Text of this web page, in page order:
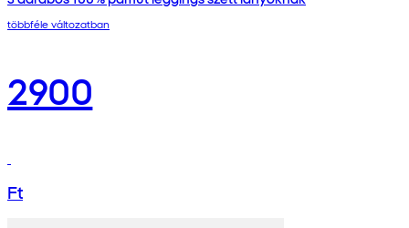
többféle változatban
2900
Ft